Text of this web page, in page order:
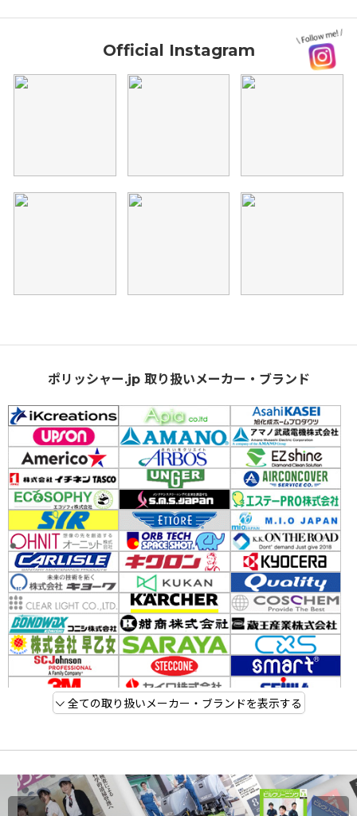
Official Instagram
ポリッシャー.jp 取り扱いメーカー・ブランド
全ての取り扱いメーカー・ブランドを表示する